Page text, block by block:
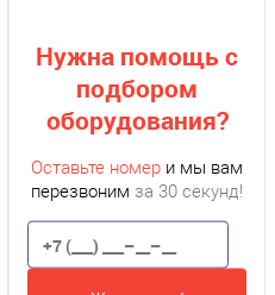
Нужна помощь с
подбором
оборудования?
Оставьте номер и мы вам
перезвоним за 30 секунд!